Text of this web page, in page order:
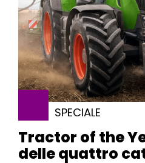
SPECIALE
Tractor of the
delle quattro